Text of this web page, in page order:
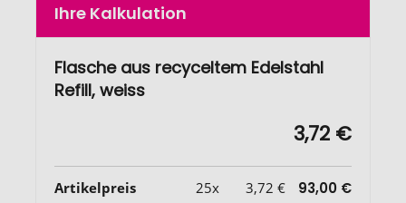
Ihre Kalkulation
Flasche aus recyceltem Edelstahl
Refill, weiss
3,72 €
Artikelpreis 25x 3,72 € 93,00 €